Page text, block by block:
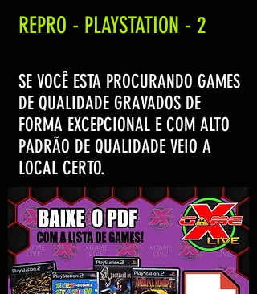
REPRO - PLAYSTATION - 2
SE VOCÊ ESTA PROCURANDO GAMES
DE QUALIDADE GRAVADOS DE
FORMA EXCEPCIONAL E COM ALTO
PADRÃO DE QUALIDADE VEIO A
LOCAL CERTO.